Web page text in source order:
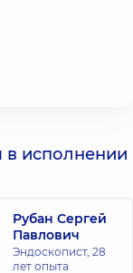
в исполнении
Рубан Сергей
Павлович
Эндоскопист, 28
лет опыта